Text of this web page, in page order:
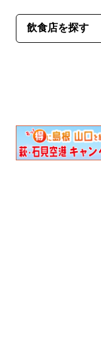
飲食店を探す